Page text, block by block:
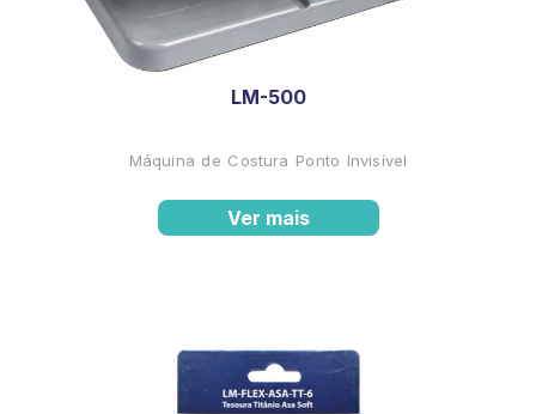
LM-500
Máquina de Costura Ponto Invisível
Ver mais